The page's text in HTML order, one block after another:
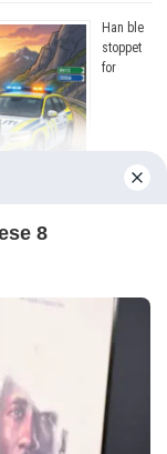
Han ble
stoppet
for
WordPress og